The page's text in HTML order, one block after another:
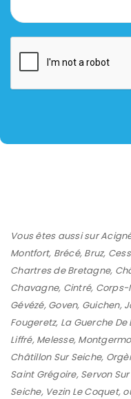
Vous êtes aussi sur
Montfort, Brécé, Bruz,
Chartres de Bretagne,
Chavagne, Cintré, Corps-
Gévézé, Goven, Guichen,
Fougeretz, La Guerche
Liffré, Melesse,
Châtillon Sur Seiche,
Saint Grégoire, Servon
Seiche, Vezin Le Coquet,